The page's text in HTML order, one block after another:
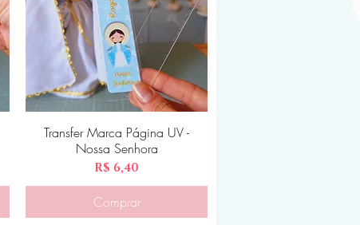
Visualização rápida
Transfer Marca Página UV -
Nossa Senhora
Preço
R$ 6,40
Comprar